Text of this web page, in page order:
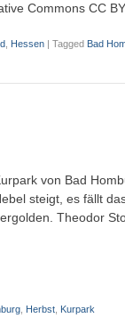
Commons CC
Hessen Tagged Bad
von Bad
steigt, es fällt
Theodor
Herbst Kurpark